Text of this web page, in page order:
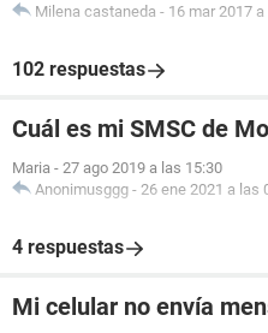
Milena castaneda - 16 mar 2017 a
102 respuestas
Cuál es mi SMSC de
Maria - 27 ago 2019 a las 15:30
Anonimusggg - 26 ene 2021 a las
4 respuestas
Mi celular no envía